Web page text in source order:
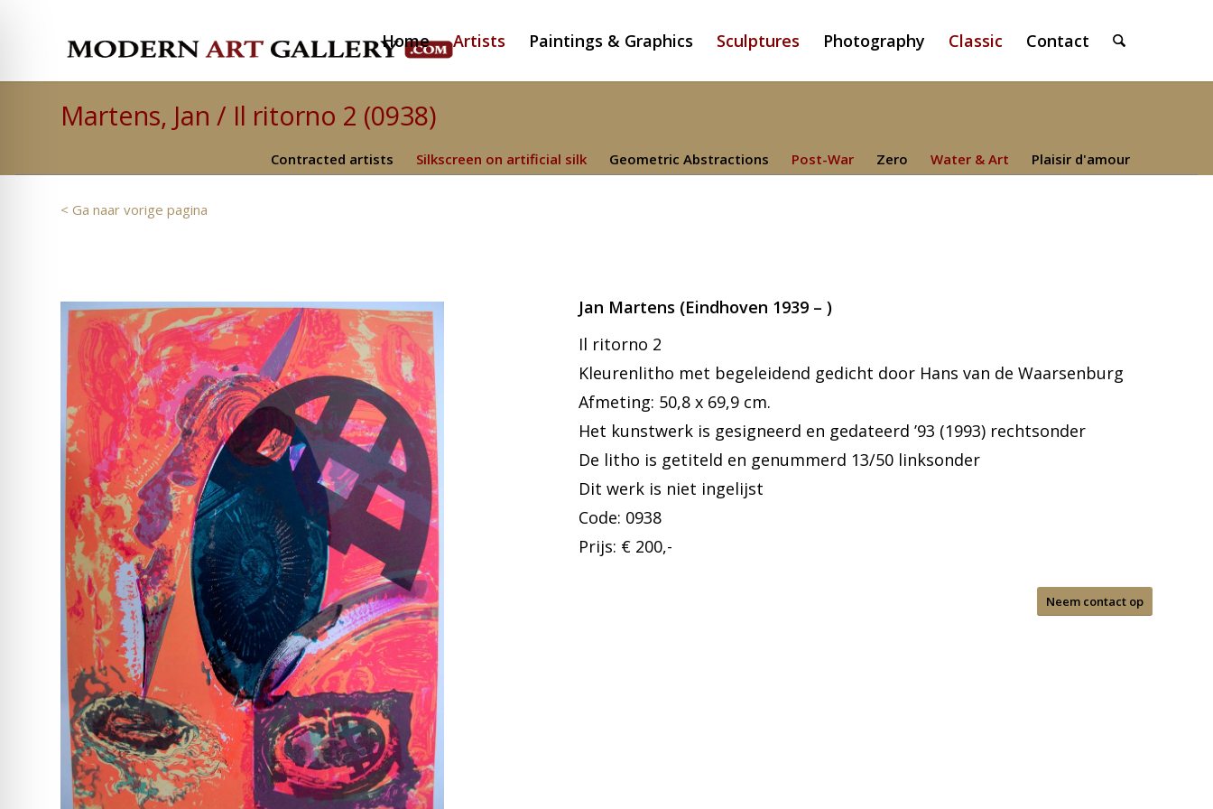
Home Artists Paintings & Graphics Sculptures Photography Classic Contact
Martens, Jan / Il ritorno 2 (0938)
Contracted artists Silkscreen on artificial silk Geometric Abstractions Post-War Zero Water & Art Plaisir d'amour
< Ga naar vorige pagina
Jan Martens (Eindhoven 1939 – )
Il ritorno 2
Kleurenlitho met begeleidend gedicht door Hans van de Waarsenburg
Afmeting: 50,8 x 69,9 cm.
Het kunstwerk is gesigneerd en gedateerd ’93 (1993) rechtsonder
De litho is getiteld en genummerd 13/50 linksonder
Dit werk is niet ingelijst
Code: 0938
Prijs: € 200,-
Neem contact op